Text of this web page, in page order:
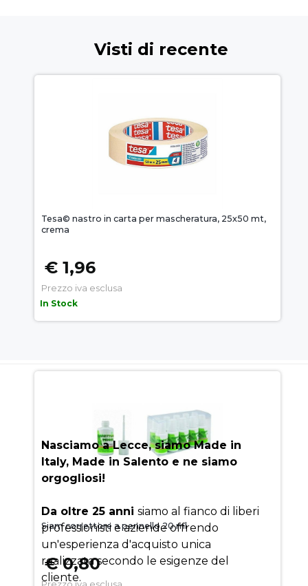
Visti di recente
Tesa© nastro in carta per mascheratura, 25x50 mt,
crema
€ 1,96
Prezzo iva esclusa
In Stock
Siam correttore a pennello 20 ml
€ 0,80
Prezzo iva esclusa
SUCCESSO
Nasciamo a Lecce, siamo Made in
Italy, Made in Salento e ne siamo
orgogliosi!
Da oltre 25 anni siamo al fianco di liberi
professionisti e aziende offrendo
un'esperienza d'acquisto unica
realizzata secondo le esigenze del
cliente.